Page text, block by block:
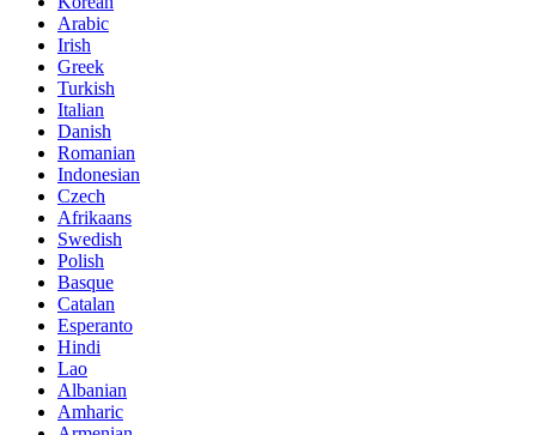
Arabic
Irish
Greek
Turkish
Italian
Danish
Romanian
Indonesian
Czech
Afrikaans
Swedish
Polish
Basque
Catalan
Esperanto
Hindi
Lao
Albanian
Amharic